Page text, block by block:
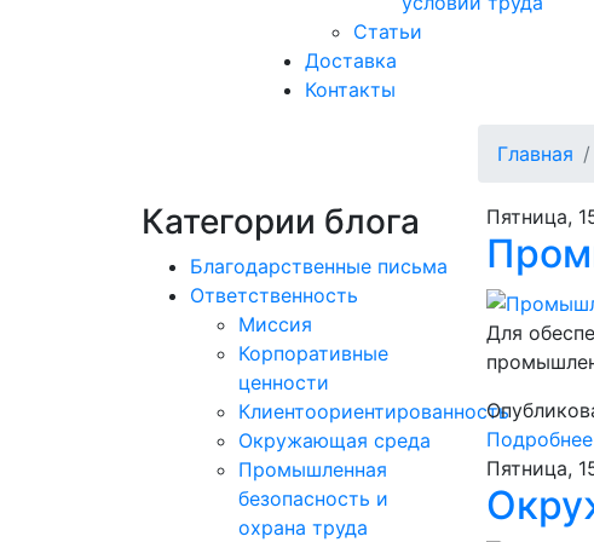
Статьи
Доставка
Контакты
Главная
Категории блога
Благодарственные письма
Ответственность
Миссия
Корпоративные
ценности
Клиентоориентированность
Окружающая среда
Промышленная
безопасность и
охрана труда
Пятница,
Для
Подробнее
Пятница,